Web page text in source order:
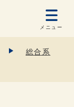
メニュー
総合系